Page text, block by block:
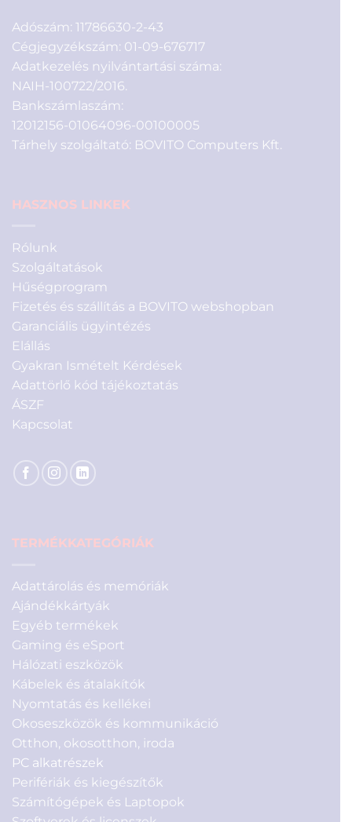
Adószám: 11786630-2-43
Cégjegyzékszám: 01-09-676717
Adatkezelés nyilvántartási száma:
NAIH-100722/2016.
Bankszámlaszám:
12012156-01064096-00100005
Tárhely szolgáltató: BOVITO Computers Kft.
HASZNOS LINKEK
Rólunk
Szolgáltatások
Hűségprogram
Fizetés és szállítás a BOVITO webshopban
Garanciális ügyintézés
Elállás
Gyakran Ismételt Kérdések
Adattörlő kód tájékoztatás
ÁSZF
Kapcsolat
TERMÉKKATEGÓRIÁK
Adattárolás és memóriák
Ajándékkártyák
Egyéb termékek
Gaming és eSport
Hálózati eszközök
Kábelek és átalakítók
Nyomtatás és kellékei
Okoseszközök és kommunikáció
Otthon, okosotthon, iroda
PC alkatrészek
Perifériák és kiegészítők
Számítógépek és Laptopok